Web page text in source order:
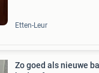
Etten-Leur
Zo goed als nieuwe